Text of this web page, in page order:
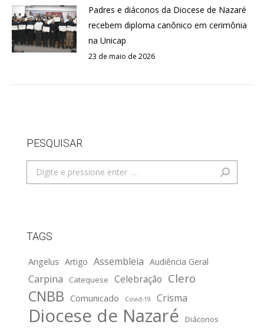
Padres e diáconos da Diocese de Nazaré
recebem diploma canônico em cerimônia
na Unicap
23 de maio de 2026
PESQUISAR
Search:
TAGS
Angelus Artigo Assembleia Audiência Geral
Carpina Catequese Celebração Clero
CNBB Comunicado Covid-19 Crisma
Diocese de Nazaré
Diáconos